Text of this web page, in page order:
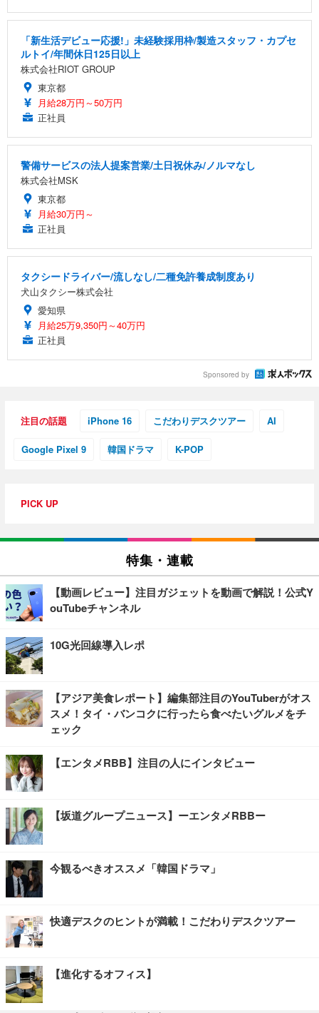
「新生活デビュー応援!」未経験採用枠/製造スタッフ・カプセ
ルトイ/年間休日125日以上
株式会社RIOT GROUP
東京都
月給28万円～50万円
正社員
警備サービスの法人提案営業/土日祝休み/ノルマなし
株式会社MSK
東京都
月給30万円～
正社員
タクシードライバー/流しなし/二種免許養成制度あり
犬山タクシー株式会社
愛知県
月給25万9,350円～40万円
正社員
Sponsored by
注目の話題 iPhone 16 こだわりデスクツアー AI
Google Pixel 9 韓国ドラマ K-POP
PICK UP
特集・連載
【動画レビュー】注目ガジェットを動画で解説！公式Y
ouTubeチャンネル
10G光回線導入レポ
【アジア美食レポート】編集部注目のYouTuberがオス
スメ！タイ・バンコクに行ったら食べたいグルメをチ
ェック
【エンタメRBB】注目の人にインタビュー
【坂道グループニュース】ーエンタメRBBー
今観るべきオススメ「韓国ドラマ」
快適デスクのヒントが満載！こだわりデスクツアー
【進化するオフィス】